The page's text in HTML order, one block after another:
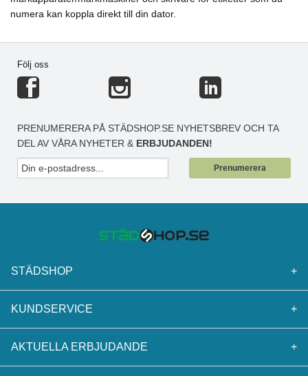
numera kan koppla direkt till din dator.
Följ oss
PRENUMERERA PÅ STÄDSHOP.SE NYHETSBREV OCH TA
DEL AV VÅRA NYHETER & ERBJUDANDEN!
Prenumerera
STÄDSHOP +
KUNDSERVICE +
AKTUELLA ERBJUDANDE +